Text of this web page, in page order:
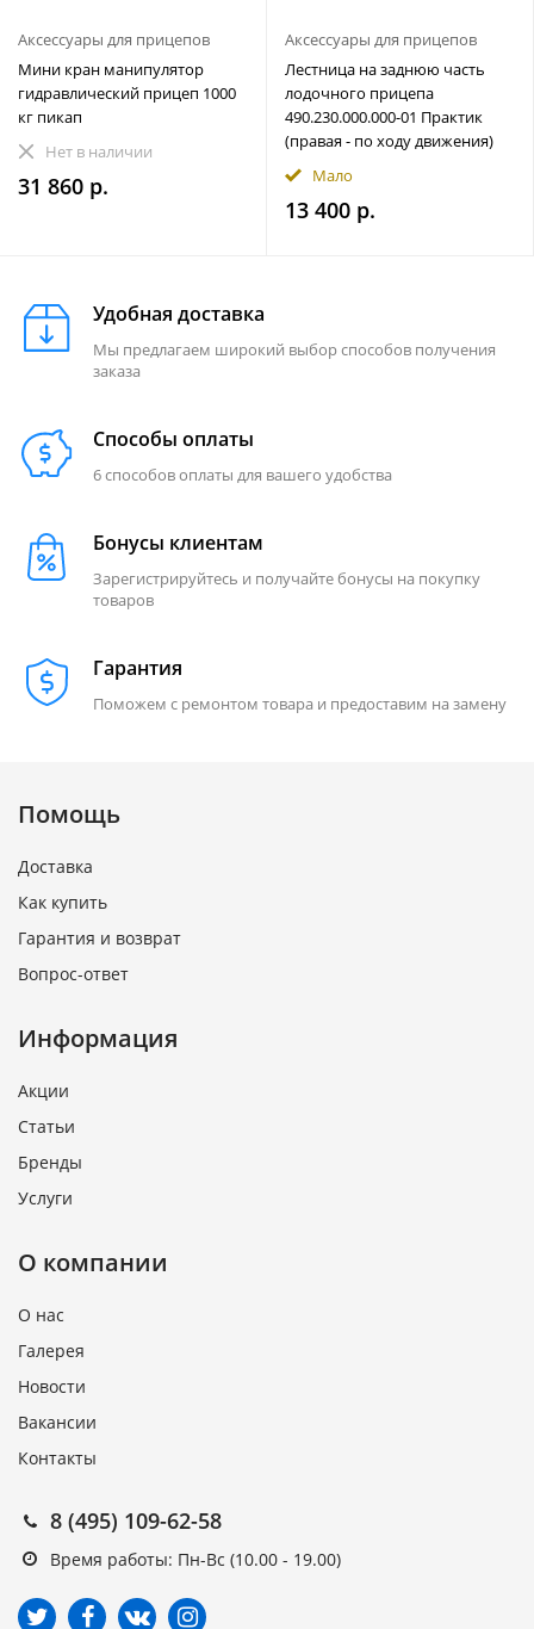
Аксессуары для прицепов
Мини кран манипулятор
гидравлический прицеп 1000
кг пикап
Нет в наличии
31 860 р.
Аксессуары для прицепов
Лестница на заднюю часть
лодочного прицепа
490.230.000.000-01 Практик
(правая - по ходу движения)
Мало
13 400 р.
Удобная доставка
Мы предлагаем широкий выбор способов получения
заказа
Способы оплаты
6 способов оплаты для вашего удобства
Бонусы клиентам
Зарегистрируйтесь и получайте бонусы на покупку
товаров
Гарантия
Поможем с ремонтом товара и предоставим на замену
Помощь
Доставка
Как купить
Гарантия и возврат
Вопрос-ответ
Информация
Акции
Статьи
Бренды
Услуги
О компании
О нас
Галерея
Новости
Вакансии
Контакты
8 (495) 109-62-58
Время работы: Пн-Вс (10.00 - 19.00)